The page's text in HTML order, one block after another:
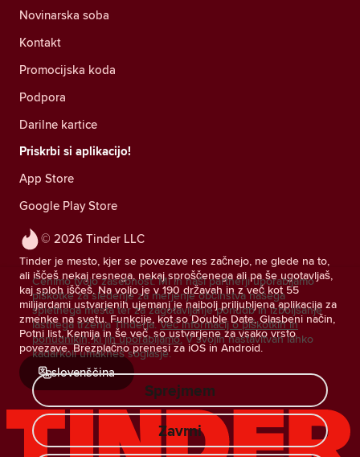
© 2026 Tinder LLC
Tinder je mesto, kjer se povezave res začnejo, ne glede na to,
ali iščeš nekaj resnega, nekaj sproščenega ali pa še ugotavljaš,
kaj sploh iščeš. Na voljo je v 190 državah in z več kot 55
milijardami ustvarjenih ujemanj je najbolj priljubljena aplikacija za
zmenke na svetu. Funkcije, kot so Double Date, Glasbeni način,
Potni list, Kemija in še več, so ustvarjene za vsako vrsto
povezave. Brezplačno prenesi za iOS in Android.
slovenščina
Novinarska soba
Kontakt
Promocijska koda
Podpora
Darilne kartice
Priskrbi si aplikacijo!
App Store
Google Play Store
Cenimo tvojo zasebnost. Mi in naši partnerji uporabljamo
piškotke za sledenje za merjenje občinstva našega
spletnega mesta ter za zagotavljanje ponudb in izboljšanje
lastnega trženja Tinderja. Več informacij o piškotkih in
ponudnikih, ki jih uporabljamo. V svojih nastavitvah lahko
kadarkoli umakneš soglasje.
Sprejmem
Zavrni